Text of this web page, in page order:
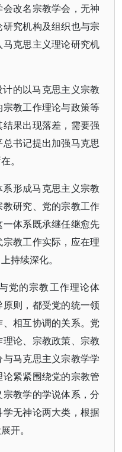
改名宗教学会，无神
究机构及组织也与宗
克思主义理论研究机
的以马克思主义宗教
教工作理论与政策等
果出现落差，需要强
书记提出加强马克思
。
形成马克思主义宗教
研究、党的宗教工作
体系既承继任继愈先
教工作实际，应在理
持续深化。
党的宗教工作理论体
则，都受党的统一领
相互协调的关系。党
论、宗教政策、宗教
马克思主义宗教学学
紧紧围绕党的宗教管
教学的学说体系，分
无神论两大类，根据
开。